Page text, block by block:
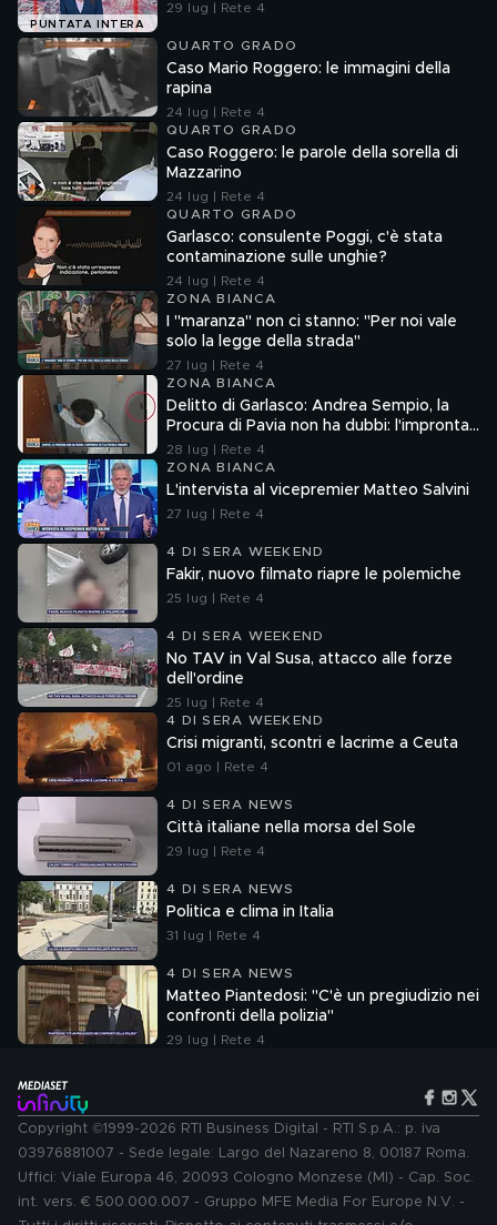
PUNTATA INTERA
29 lug | Rete 4
QUARTO GRADO
Caso Mario Roggero: le immagini della
rapina
24 lug | Rete 4
QUARTO GRADO
Caso Roggero: le parole della sorella di
Mazzarino
24 lug | Rete 4
QUARTO GRADO
Garlasco: consulente Poggi, c'è stata
contaminazione sulle unghie?
24 lug | Rete 4
ZONA BIANCA
I "maranza" non ci stanno: "Per noi vale
solo la legge della strada"
27 lug | Rete 4
ZONA BIANCA
Delitto di Garlasco: Andrea Sempio, la
Procura di Pavia non ha dubbi: l'impronta
33 è la pistola fumante
28 lug | Rete 4
ZONA BIANCA
L'intervista al vicepremier Matteo Salvini
27 lug | Rete 4
4 DI SERA WEEKEND
Fakir, nuovo filmato riapre le polemiche
25 lug | Rete 4
4 DI SERA WEEKEND
No TAV in Val Susa, attacco alle forze
dell'ordine
25 lug | Rete 4
4 DI SERA WEEKEND
Crisi migranti, scontri e lacrime a Ceuta
01 ago | Rete 4
4 DI SERA NEWS
Città italiane nella morsa del Sole
29 lug | Rete 4
4 DI SERA NEWS
Politica e clima in Italia
31 lug | Rete 4
4 DI SERA NEWS
Matteo Piantedosi: "C'è un pregiudizio nei
confronti della polizia"
29 lug | Rete 4
Copyright ©1999-2026 RTI Business Digital - RTI S.p.A.: p. iva
03976881007 - Sede legale: Largo del Nazareno 8, 00187 Roma.
Uffici: Viale Europa 46, 20093 Cologno Monzese (MI) - Cap. Soc.
int. vers. € 500.000.007 - Gruppo MFE Media For Europe N.V. -